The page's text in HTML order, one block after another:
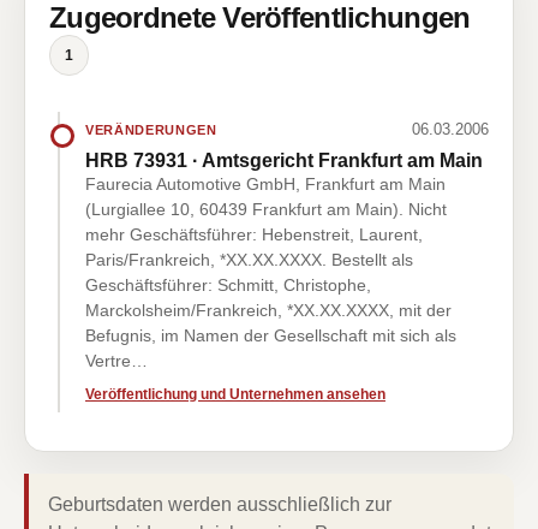
Zugeordnete Veröffentlichungen
1
VERÄNDERUNGEN 06.03.2006
HRB 73931 · Amtsgericht Frankfurt am Main
Faurecia Automotive GmbH, Frankfurt am Main
(Lurgiallee 10, 60439 Frankfurt am Main). Nicht
mehr Geschäftsführer: Hebenstreit, Laurent,
Paris/Frankreich, *XX.XX.XXXX. Bestellt als
Geschäftsführer: Schmitt, Christophe,
Marckolsheim/Frankreich, *XX.XX.XXXX, mit der
Befugnis, im Namen der Gesellschaft mit sich als
Vertre…
Veröffentlichung und Unternehmen ansehen
Geburtsdaten werden ausschließlich zur